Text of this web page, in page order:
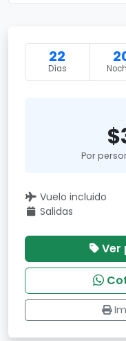
22
Días
Por
Vuelo incluido
Salidas
Ver